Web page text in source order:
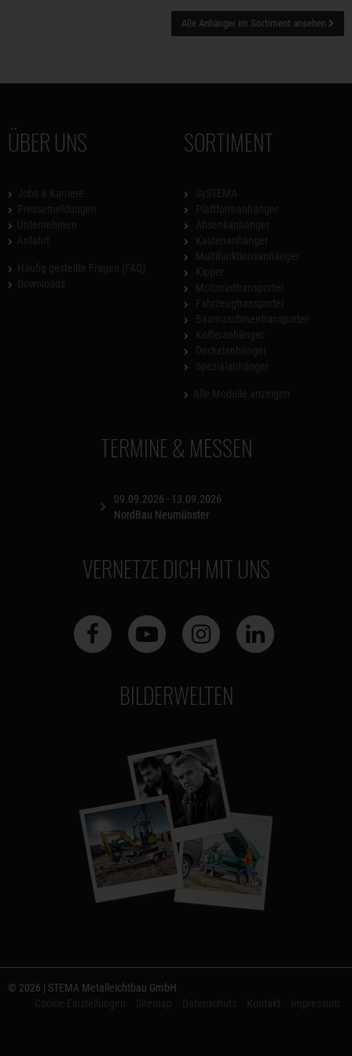
Alle Anhänger im Sortiment ansehen
ÜBER UNS SORTIMENT
TERMINE & MESSEN
09.09.2026 - 13.09.2026
NordBau Neumünster
VERNETZE DICH MIT UNS
BILDERWELTEN
© 2026 | STEMA Metalleichtbau GmbH